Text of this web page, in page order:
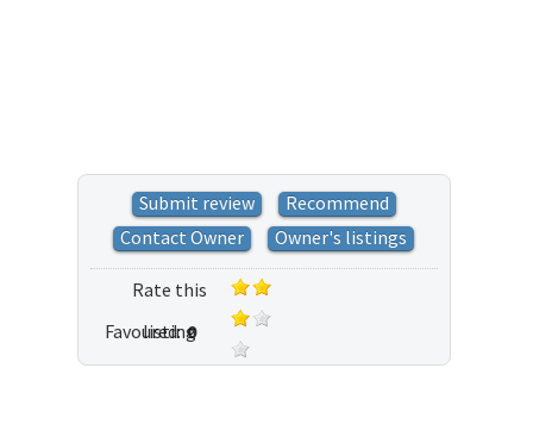
Submit review
Recommend
Contact Owner
Owner's listings
Rate this
listing
Favoured: 0